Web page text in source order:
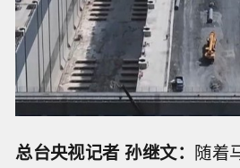
总台央视记者 孙继文： 随着